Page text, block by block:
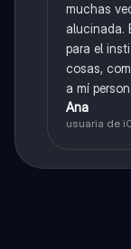
muchas
alucinada.
para el
cosas,
a mí
Ana
usuaria de